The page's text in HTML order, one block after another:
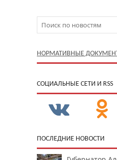
НОРМАТИВНЫЕ
CОЦИАЛЬНЫЕ СЕТИ И RSS
ПОСЛЕДНИЕ НОВОСТИ